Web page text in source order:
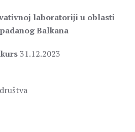
laboratoriji u oblasti
Balkana
31.12.2023